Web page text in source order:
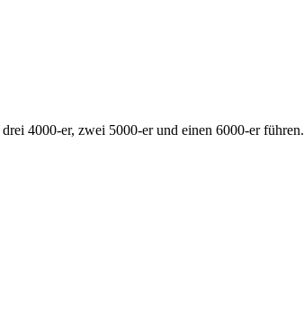
4000-er, zwei 5000-er und einen 6000-er führen.